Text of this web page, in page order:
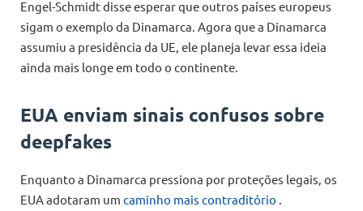
Engel-Schmidt disse esperar que outros países europeus
sigam o exemplo da Dinamarca. Agora que a Dinamarca
assumiu a presidência da UE, ele planeja levar essa ideia
ainda mais longe em todo o continente.
EUA enviam sinais confusos sobre
deepfakes
Enquanto a Dinamarca pressiona por proteções legais, os
EUA adotaram um caminho mais contraditório .